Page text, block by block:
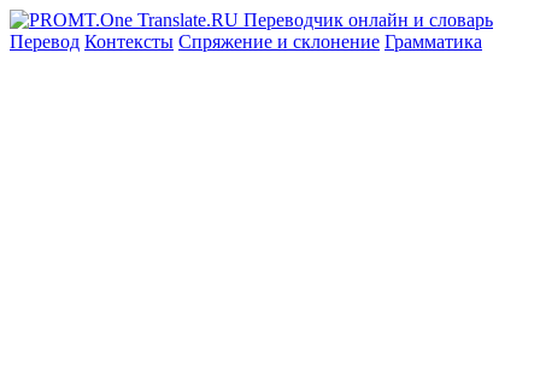
Перевод Контексты Спряжение и склонение Грамматика